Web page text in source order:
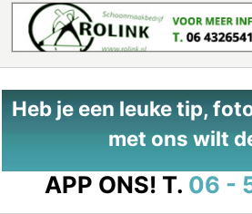
Heb je een leuke tip,
met ons wilt
APP ONS! T. 06 -